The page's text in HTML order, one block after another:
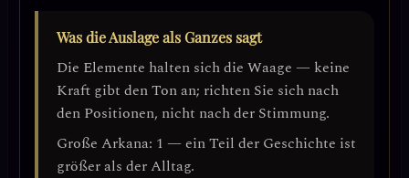
Was die Auslage als Ganzes sagt
Die Elemente halten sich die Waage — keine
Kraft gibt den Ton an; richten Sie sich nach
den Positionen, nicht nach der Stimmung.
Große Arkana: 1 — ein Teil der Geschichte ist
größer als der Alltag.